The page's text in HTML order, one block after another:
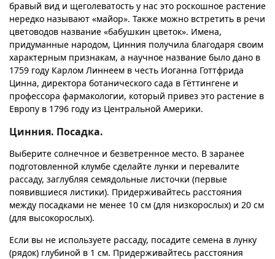
бравый вид и щеголеватость у нас это роскошное растение
нередко называют «майор». Также можно встретить в речи
цветоводов название «бабушкин цветок». Имена,
придуманные народом, Цинния получила благодаря своим
характерным признакам, а научное название было дано в
1759 году Карлом Линнеем в честь Иоганна Готтфрида
Цинна, директора ботанического сада в Гёттингене и
профессора фармакологии, который привез это растение в
Европу в 1796 году из Центральной Америки.
Цинния. Посадка.
Выберите солнечное и безветренное место. В заранее
подготовленной клумбе сделайте лунки и перевалите
рассаду, заглубляя семядольные листочки (первые
появившиеся листики). Придерживайтесь расстояния
между посадками не менее 10 см (для низкорослых) и 20 см
(для высокорослых).
Если вы не используете рассаду, посадите семена в лунку
(рядок) глубиной в 1 см. Придерживайтесь расстояния